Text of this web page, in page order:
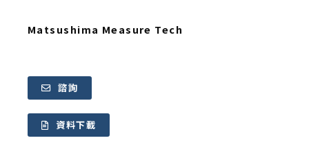
Matsushima Measure Tech
諮詢
資料下載